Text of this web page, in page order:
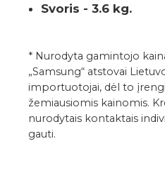
Svoris - 3.6 kg.
* Nurodyta gamintojo
„Samsung“ atstovai
importuotojai, dėl to
žemiausiomis kainomis.
nurodytais kontaktais
gauti.